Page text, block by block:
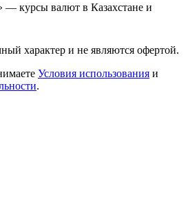
курсы валют в Казахстане и
характер и не являются офертой.
Условия использования и
.